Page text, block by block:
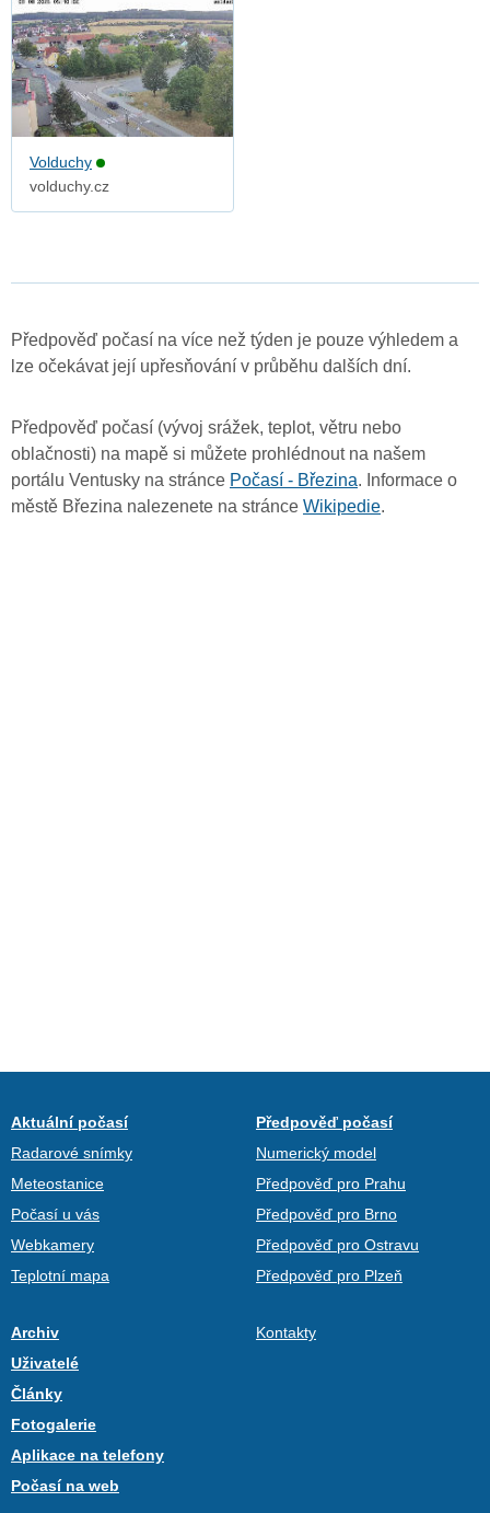
Volduchy
volduchy.cz
Předpověď počasí na více než týden je pouze výhledem a
lze očekávat její upřesňování v průběhu dalších dní.
Předpověď počasí (vývoj srážek, teplot, větru nebo
oblačnosti) na mapě si můžete prohlédnout na našem
portálu Ventusky na stránce Počasí - Březina. Informace o
městě Březina nalezenete na stránce Wikipedie.
Aktuální počasí
Radarové snímky
Meteostanice
Počasí u vás
Webkamery
Teplotní mapa
Předpověď počasí
Numerický model
Předpověď pro Prahu
Předpověď pro Brno
Předpověď pro Ostravu
Předpověď pro Plzeň
Archiv
Uživatelé
Články
Fotogalerie
Aplikace na telefony
Počasí na web
Kontakty